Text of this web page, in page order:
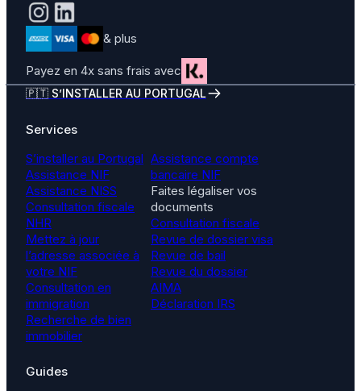
& plus
Payez en 4x sans frais avec
🇵🇹 S’INSTALLER AU PORTUGAL
Services
S’installer au Portugal
Assistance NIF
Assistance NISS
Consultation fiscale
NHR
Mettez à jour
l’adresse associée à
votre NIF
Consultation en
immigration
Recherche de bien
immobilier
Assistance compte
bancaire NIF
Faites légaliser vos
documents
Consultation fiscale
Revue de dossier visa
Revue de bail
Revue du dossier
AIMA
Déclaration IRS
Guides